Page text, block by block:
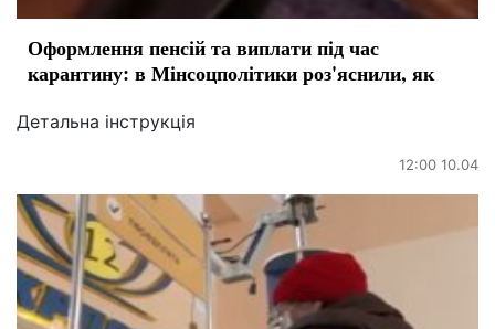
Оформлення пенсій та виплати під час
карантину: в Мінсоцполітики роз'яснили, як
Детальна інструкція
12:00 10.04